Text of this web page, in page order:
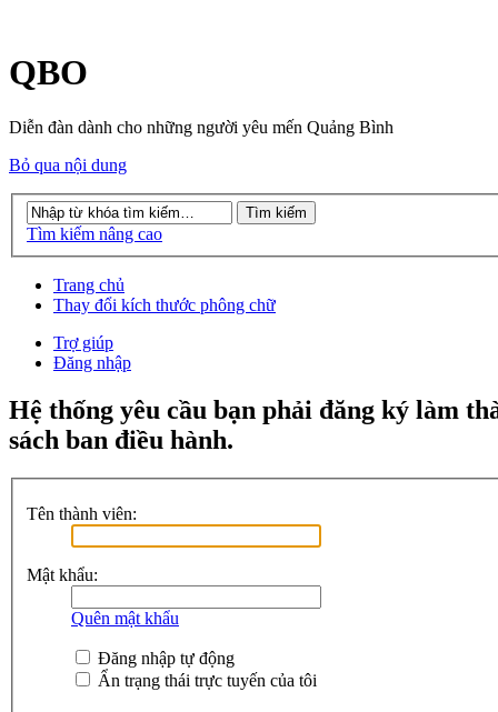
QBO
Diễn đàn dành cho những người yêu mến Quảng Bình
Bỏ qua nội dung
Tìm kiếm nâng cao
Trang chủ
Thay đổi kích thước phông chữ
Trợ giúp
Đăng nhập
Hệ thống yêu cầu bạn phải đăng ký làm
sách ban điều hành.
Tên thành viên:
Mật khẩu:
Quên mật khẩu
Đăng nhập tự động
Ẩn trạng thái trực tuyến của tôi